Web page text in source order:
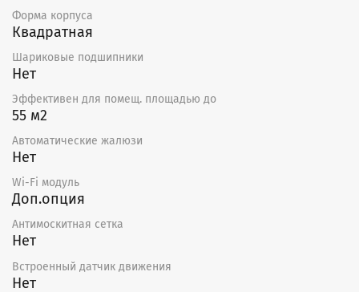
Форма корпуса
Квадратная
Шариковые подшипники
Нет
Эффективен для помещ. площадью до
55 м2
Автоматические жалюзи
Нет
Wi-Fi модуль
Доп.опция
Антимоскитная сетка
Нет
Встроенный датчик движения
Нет